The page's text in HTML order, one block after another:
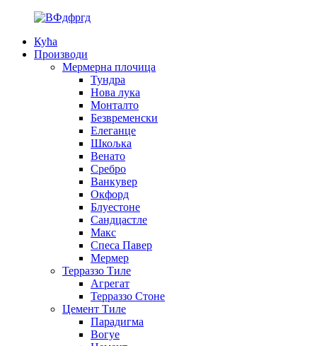
Кућа
Производи
Мермерна плочица
Тундра
Нова лука
Монталто
Безвременски
Елеганце
Шкољка
Венато
Сребро
Ванкувер
Окфорд
Блуестоне
Сандцастле
Макс
Спеса Павер
Мермер
Терраззо Тиле
Агрегат
Терраззо Стоне
Цемент Тиле
Парадигма
Вогуе